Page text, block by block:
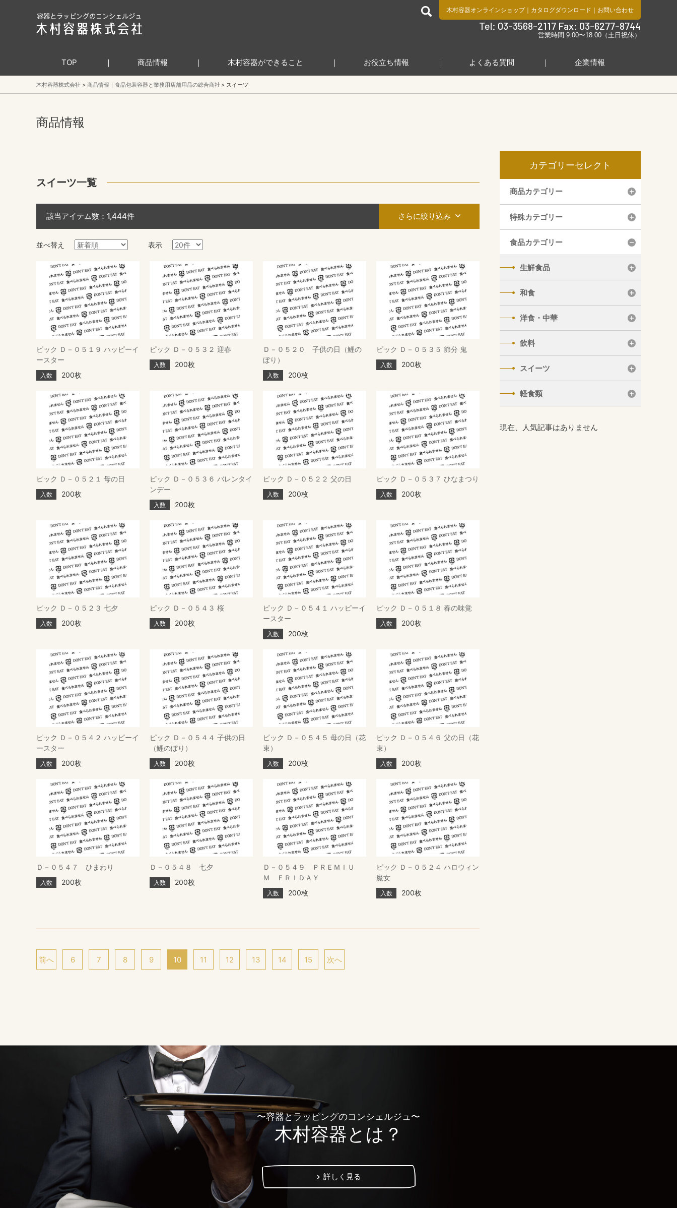
食品包装容器と業務用店舗用品の総合商社 木村容器株式会社
木村容器オンラインショップ｜ カタログダウンロード ｜ お問い合わせ
Tel: 03-3568-2117 Fax: 03-6277-8744
営業時間 9:00〜18:00（土日祝休）
TOP 商品情報 木村容器ができること お役立ち情報 よくある質問 企業情報
木村容器株式会社 商品情報｜食品包装容器と業務用店舗用品の総合商社 スイーツ
商品情報
スイーツ一覧
該当アイテム数： 1,444件 さらに絞り込み
並べ替え 表示
ピック Ｄ－０５１９ ハッピーイ
ースター
入数 200枚
ピック Ｄ－０５３２ 迎春
入数 200枚
Ｄ－０５２０ 子供の日（鯉の
ぼり）
入数 200枚
ピック Ｄ－０５３５ 節分 鬼
入数 200枚
ピック Ｄ－０５２１ 母の日
入数 200枚
ピック Ｄ－０５３６ バレンタイ
ンデー
入数 200枚
ピック Ｄ－０５２２ 父の日
入数 200枚
ピック Ｄ－０５３７ ひなまつり
入数 200枚
ピック Ｄ－０５２３ 七夕
入数 200枚
ピック Ｄ－０５４３ 桜
入数 200枚
ピック Ｄ－０５４１ ハッピーイ
ースター
入数 200枚
ピック Ｄ－０５１８ 春の味覚
入数 200枚
ピック Ｄ－０５４２ ハッピーイ
ースター
入数 200枚
ピック Ｄ－０５４４ 子供の日
（鯉のぼり）
入数 200枚
ピック Ｄ－０５４５ 母の日（花
束）
入数 200枚
ピック Ｄ－０５４６ 父の日（花
束）
入数 200枚
Ｄ－０５４７ ひまわり
入数 200枚
Ｄ－０５４８ 七夕
入数 200枚
Ｄ－０５４９ ＰＲＥＭＩＵ
Ｍ ＦＲＩＤＡＹ
入数 200枚
ピック Ｄ－０５２４ ハロウィン
魔女
入数 200枚
前へ 6 7 8 9 10 11 12 13 14 15 次へ
カテゴリーセレクト
商品カテゴリー
特殊カテゴリー
食品カテゴリー
生鮮食品
和食
洋食・中華
飲料
スイーツ
軽食類
現在、人気記事はありません
〜容器とラッピングのコンシェルジュ〜
木村容器とは？
詳しく見る